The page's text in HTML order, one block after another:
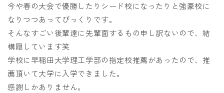
今や春の大会で優勝したりシード校になったりと強豪校に
なりつつあってびっくりです。
そんなすごい後輩達に先輩面するもの申し訳ないので、結
構隠しています笑
学校に早稲田大学理工学部の指定校推薦があったので、推
薦頂いて大学に入学できました。
感謝しかありません。